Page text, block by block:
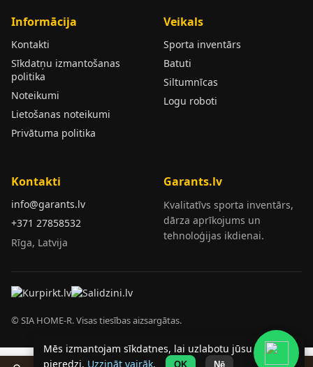
Informācija
Kontakti
Sīkdatņu izmantošanas
politika
Noteikumi
Lietošanas noteikumi
Privātuma politika
Veikals
Sporta inventārs
Batuti
Siltumnīcas
Logu roboti
Kontakti
info@garants.lv
+371 27858532
Rīga, Latvija
Garants.lv
Kvalitatīvs sporta inventārs,
dārza aprīkojums un
tehnoloģijas ikdienai.
© SIA HOME-R. Visas tiesības aizsargātas.
Mēs izmantojam sīkdatnes, lai uzlabotu jūsu
pieredzi. Uzzināt vairāk. OK Nē